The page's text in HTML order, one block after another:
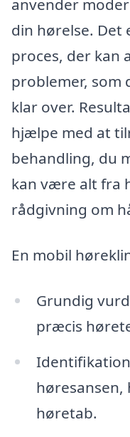
anvender
din hørelse. Det
proces, der kan
problemer, som
klar over.
hjælpe med at
behandling, du
kan være alt fra
rådgivning om
En mobil
Grundig
præcis
høretab.